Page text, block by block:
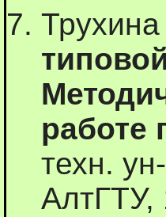
работе
техн.
АлтГТУ,